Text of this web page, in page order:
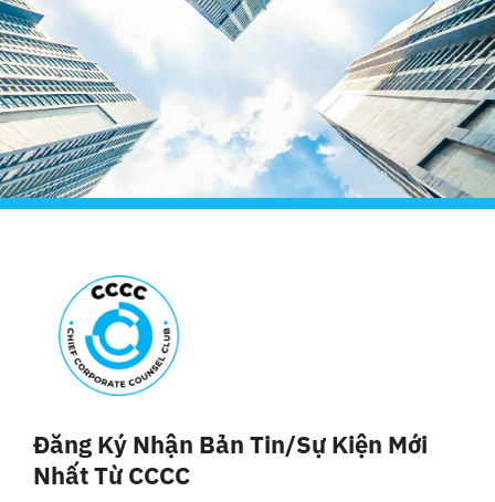
Đăng Ký Nhận Bản Tin/sự Kiện Mới
Nhất Từ CCCC